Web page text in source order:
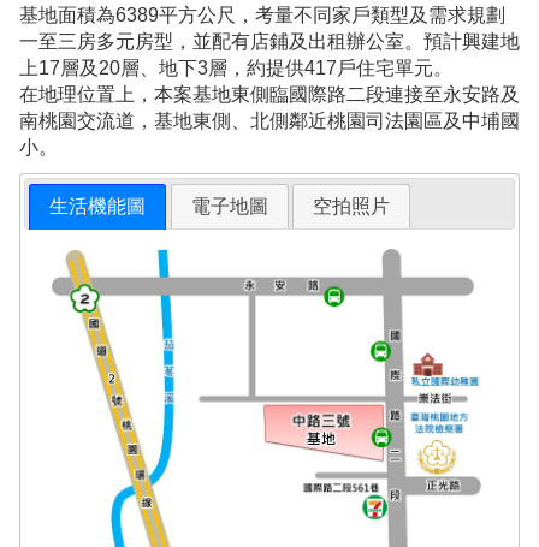
基地面積為6389平方公尺，考量不同家戶類型及需求規劃
一至三房多元房型，並配有店鋪及出租辦公室。預計興建地
上17層及20層、地下3層，約提供417戶住宅單元。
在地理位置上，本案基地東側臨國際路二段連接至永安路及
南桃園交流道，基地東側、北側鄰近桃園司法園區及中埔國
小。
生活機能圖 電子地圖 空拍照片